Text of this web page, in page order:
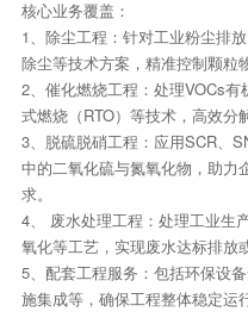
核心业务覆盖：
1、除尘工程：针对工业粉尘排
除尘等技术方案，精准控制颗粒
2、催化燃烧工程：处理VOCs
式燃烧（RTO）等技术，高效分
3、脱硫脱硝工程：应用SCR、
中的二氧化硫与氮氧化物，助力
求。
4、 废水处理工程：处理工业生
氧化等工艺，实现废水达标排放
5、配套工程服务：包括环保设
施集成等，确保工程整体稳定运行